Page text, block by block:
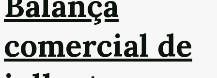
comercial de